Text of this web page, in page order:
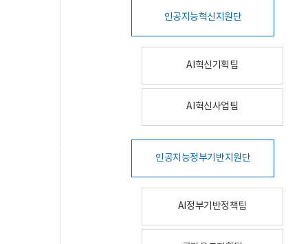
인공지능혁신지원단
AI혁신기획팀
AI혁신사업팀
인공지능정부기반지원단
AI정부기반정책팀